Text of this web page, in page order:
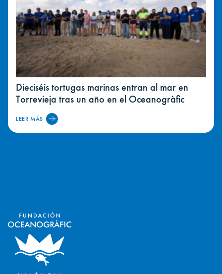
Dieciséis tortugas marinas entran al mar en
Torrevieja tras un año en el Oceanogràfic
LEER MÁS